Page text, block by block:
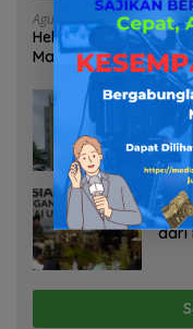
Agustus 7, 2026
Heboh Tumpukan
Manggar, Danlanal
dari